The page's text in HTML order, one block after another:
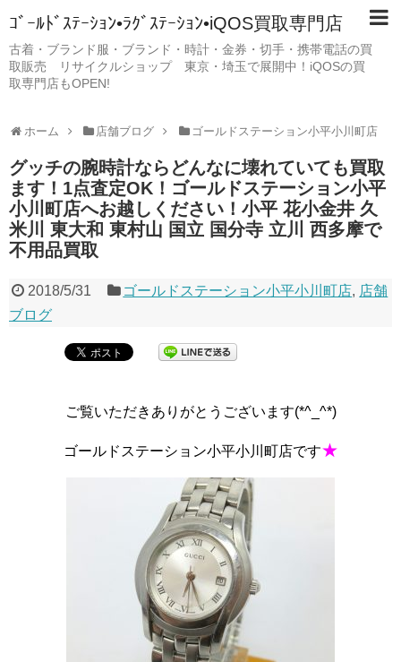
ｺﾞｰﾙﾄﾞｽﾃｰｼｮﾝ•ﾗｸﾞｽﾃｰｼｮﾝ•iQOS買取専門店
古着・ブランド服・ブランド・時計・金券・切手・携帯電話の買
取販売 リサイクルショップ 東京・埼玉で展開中！iQOSの買
取専門店もOPEN!
ホーム 店舗ブログ ゴールドステーション小平小川町店
グッチの腕時計ならどんなに壊れていても買取
ます！1点査定OK！ゴールドステーション小平
小川町店へお越しください！小平 花小金井 久
米川 東大和 東村山 国立 国分寺 立川 西多摩で
不用品買取
2018/5/31 ゴールドステーション小平小川町店, 店舗
ブログ
ご覧いただきありがとうございます(*^_^*)
ゴールドステーション小平小川町店です★